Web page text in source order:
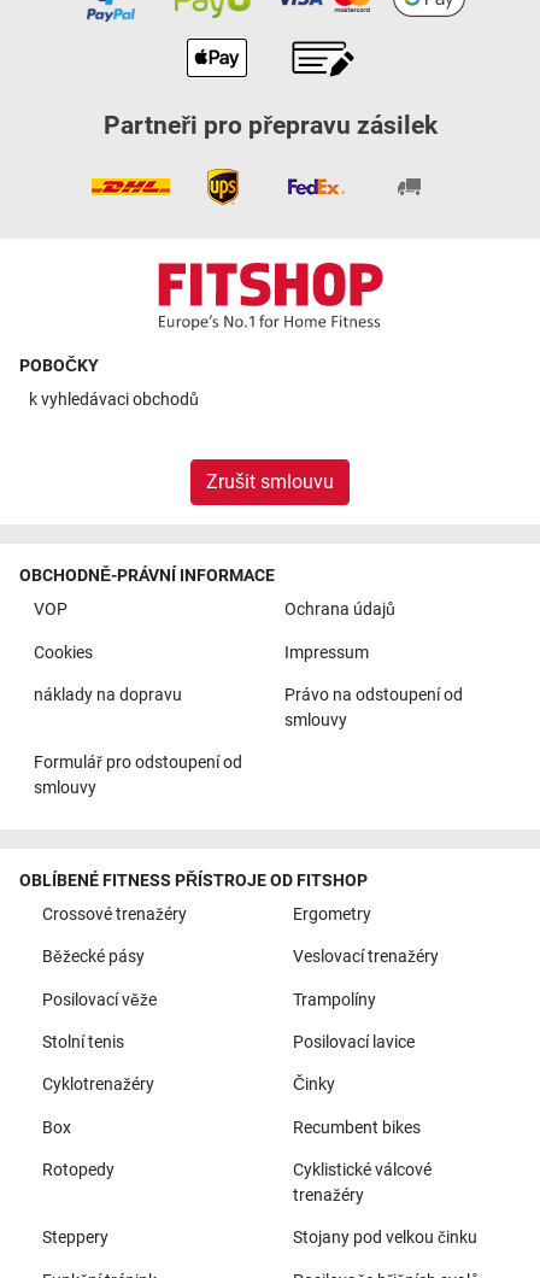
Partneři pro přepravu zásilek
POBOČKY
kvyhledávaci obchodů
Zrušit smlouvu
OBCHODNĚ-PRÁVNÍ INFORMACE
VOP
Ochrana údajů
Cookies Impressum
náklady na dopravu
Právo na odstoupení od
smlouvy
Formulář pro odstoupení od
smlouvy
OBLÍBENÉ FITNESS PŘÍSTROJE OD FITSHOP
Crossové trenažéry
Ergometry
Běžecké pásy Veslovací trenažéry
Posilovací věže Trampolíny
Stolní tenis Posilovací lavice
Cyklotrenažéry Činky
Box Recumbent bikes
Rotopedy
Cyklistické válcové
trenažéry
Steppery Stojany pod velkou činku